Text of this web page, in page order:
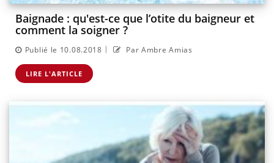
Baignade : qu'est-ce que l’otite du baigneur et
comment la soigner ?
Publié le 10.08.2018 | Par Ambre Amias
LIRE L'ARTICLE